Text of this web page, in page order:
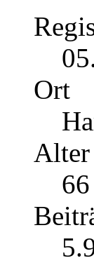
Ort
Alter
66